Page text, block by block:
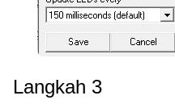
Langkah 3